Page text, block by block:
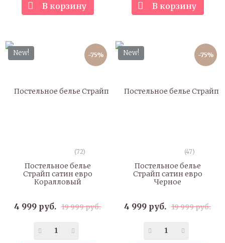
В корзину В корзину
New! -75%
(72)
Постельное белье
Страйп сатин евро
Коралловый
4 999 руб. 19 999 руб.
New! -75%
(47)
Постельное белье
Страйп сатин евро
Черное
4 999 руб. 19 999 руб.